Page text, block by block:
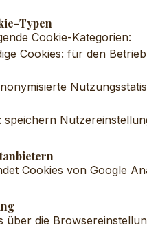
Typen
Cookie-Kategorien:
Cookies: für den
speichern
Cookies von Google
über die